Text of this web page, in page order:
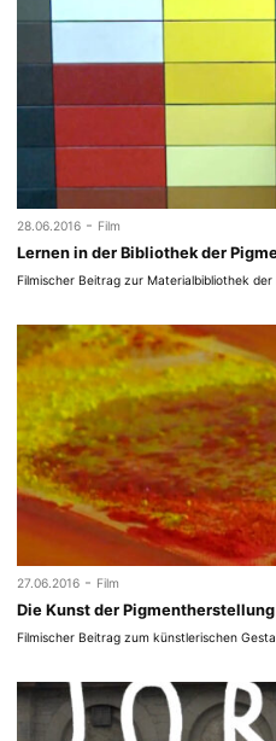
28.06.2016 - Film
Lernen in der Bibliothek der
Filmischer Beitrag zur Materialbibliothek
27.06.2016 - Film
Die Kunst der Pigmentherstellung
Filmischer Beitrag zum künstlerischen